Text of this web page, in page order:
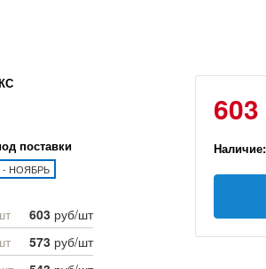
поставки
- НОЯБРЬ
603 руб/шт
573 руб/шт
Наличие: